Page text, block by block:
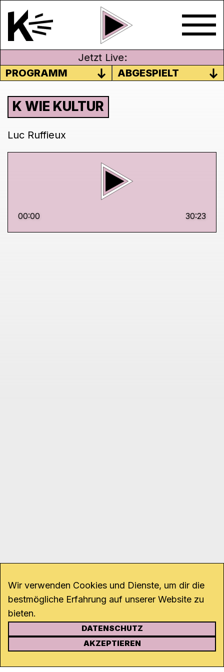
Jetzt Live:
PROGRAMM
ABGESPIELT
K WIE KULTUR
Luc Ruffieux
00:00 30:23
KONTAKT
Wir verwenden Cookies und Dienste, um dir die
bestmögliche Erfahrung auf unserer Website zu
bieten.
DATENSCHUTZ
AKZEPTIEREN